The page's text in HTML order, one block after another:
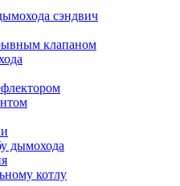
сэндвич
клапаном
дымохода
котлу